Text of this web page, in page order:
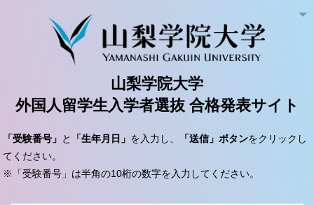
山梨学院大学
外国人留学生入学者選抜 合格発表サイト
「受験番号」 と 「生年月日」 を入力し、 「送信」ボタンをクリックし
てください。
※「受験番号」は半角の10桁の数字を入力してください。